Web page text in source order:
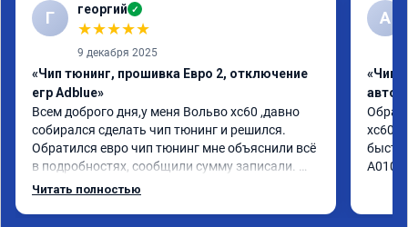
Г георгий ✓
★★★★★
9 декабря 2025
«Чип тюнинг, прошивка Евро 2, отключение
егр Adblue»
Всем доброго дня,у меня Вольво xc60 ,давно
собирался сделать чип тюнинг и решился.
Обратился евро чип тюнинг мне объяснили всё
в подробностях, сообщили сумму записали.
Приехал в назначенное время 2.5 часа и
Читать полностью
А
«Чип
xc60